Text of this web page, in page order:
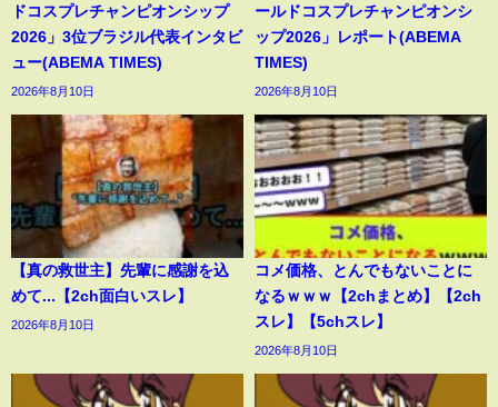
ドコスプレチャンピオンシップ
2026」3位ブラジル代表インタビ
ュー(ABEMA TIMES)
2026年8月10日
ールドコスプレチャンピオンシ
ップ2026」レポート(ABEMA
TIMES)
2026年8月10日
【真の救世主】先輩に感謝を込
めて...【2ch面白いスレ】
2026年8月10日
コメ価格、とんでもないことに
なるｗｗｗ【2chまとめ】【2ch
スレ】【5chスレ】
2026年8月10日